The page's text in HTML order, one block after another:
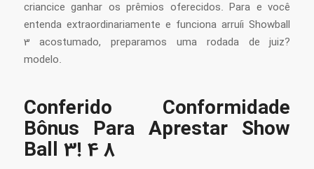
criancice ganhar os prêmios oferecidos. Para e você
entenda extraordinariamente e funciona arruíi Showball
3 acostumado, preparamos uma rodada de juiz?
modelo.
Conferido Conformidade
Bônus Para Aprestar Show
Ball 3! 4 8